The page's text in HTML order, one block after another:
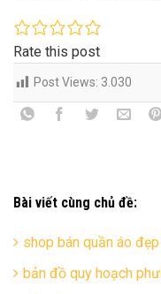
Rate this post
Post Views: 3.030
Bài viết cùng chủ đề:
shop bán quần áo
bản đồ quy hoạch